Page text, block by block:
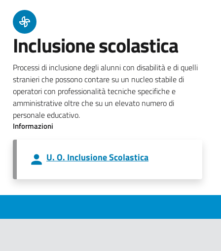
Inclusione scolastica
Processi di inclusione degli alunni con disabilità e di quelli
stranieri che possono contare su un nucleo stabile di
operatori con professionalità tecniche specifiche e
amministrative oltre che su un elevato numero di
personale educativo.
Informazioni
U. O. Inclusione Scolastica